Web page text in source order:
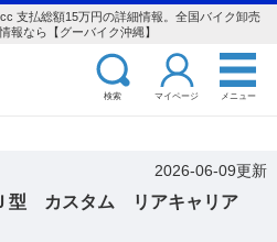
支払総額15万円の詳細情報。全国バイク卸売
報なら【グーバイク沖縄】
検索 マイページ メニュー
2026-06-09更新
型 カスタム リアキャリア